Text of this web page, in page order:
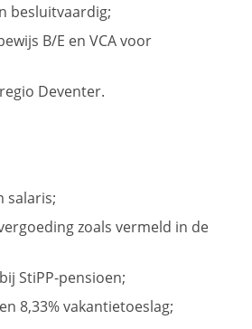
besluitvaardig;
B/E en VCA voor
Deventer.
salaris;
zoals vermeld in de
StiPP-pensioen;
8,33% vakantietoeslag;